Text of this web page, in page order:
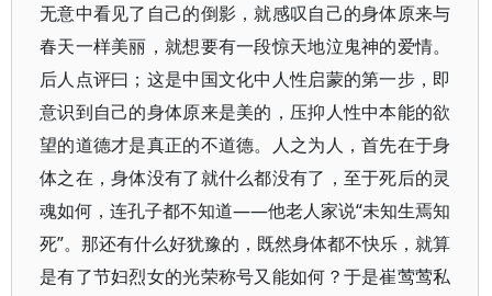
无意中看见了自己的倒影，就感叹自己的身体原来与
春天一样美丽，就想要有一段惊天地泣鬼神的爱情。
后人点评曰；这是中国文化中人性启蒙的第一步，即
意识到自己的身体原来是美的，压抑人性中本能的欲
望的道德才是真正的不道德。人之为人，首先在于身
体之在，身体没有了就什么都没有了，至于死后的灵
魂如何，连孔子都不知道——他老人家说“未知生焉知
死”。那还有什么好犹豫的，既然身体都不快乐，就算
是有了节妇烈女的光荣称号又能如何？于是崔莺莺私